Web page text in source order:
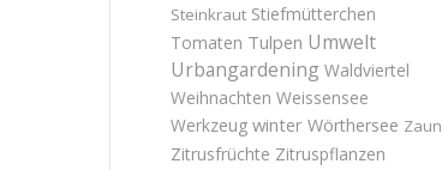
Steinkraut Stiefmütterchen
Tomaten Tulpen Umwelt
Urbangardening Waldviertel
Weihnachten Weissensee
Werkzeug winter Wörthersee Zaun
Zitrusfrüchte Zitruspflanzen